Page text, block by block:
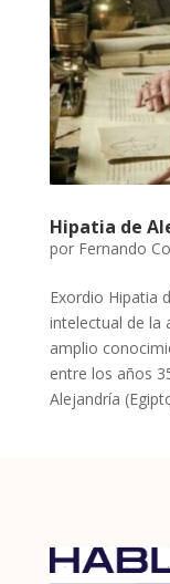
Hipatia de
por Fernando
Exordio Hipatia
intelectual de la
amplio
entre los años
Alejandría